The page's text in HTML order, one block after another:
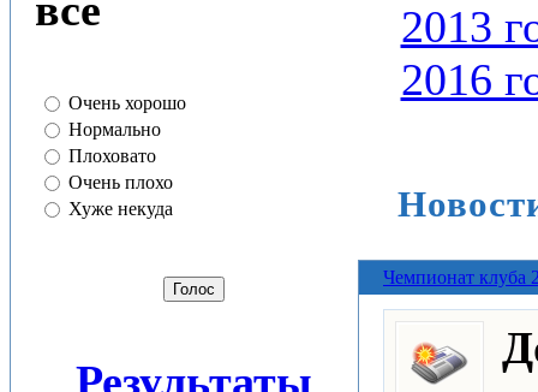
Очень хорошо
Нормально
Плоховато
Очень плохо
Хуже некуда
Результаты
2013
2016
Чемпионат клуба